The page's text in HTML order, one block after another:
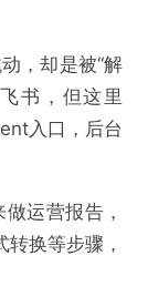
，却是被“解
书，但这里
入口，后台
运营报告，
换等步骤，